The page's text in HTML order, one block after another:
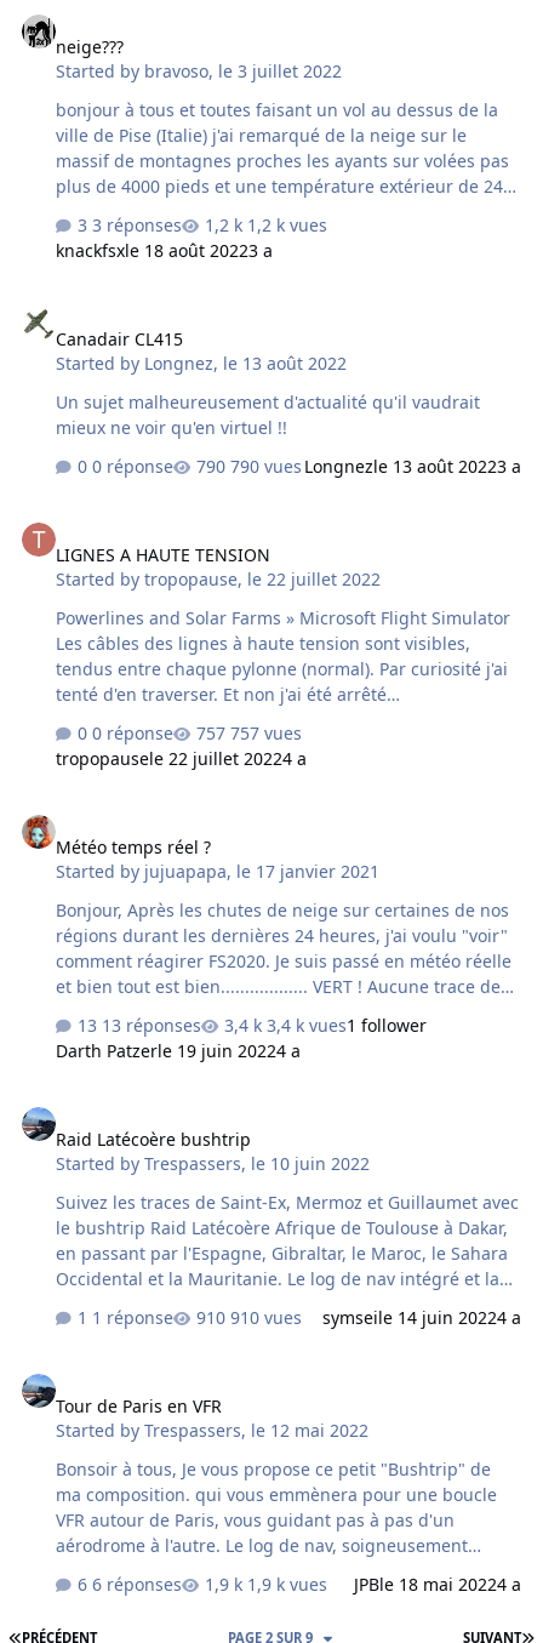
neige???
Started by bravoso, le 3 juillet 2022
bonjour à tous et toutes faisant un vol au dessus de la
ville de Pise (Italie) j'ai remarqué de la neige sur le
massif de montagnes proches les ayants sur volées pas
plus de 4000 pieds et une température extérieur de 24
degrés je doute de sa réalité une preuve que notre
simulateur préféré reste perfectif bonne vacances à tous
me concernant je suis coincé à cause du covid (faite
3 réponses
1,2 k vues
knackfsxle 18 août 20223 a
Canadair CL415
Started by Longnez, le 13 août 2022
Un sujet malheureusement d'actualité qu'il vaudrait
mieux ne voir qu'en virtuel !!
0 réponse
790 vues Longnezle 13 août 20223 a
LIGNES A HAUTE TENSION
Started bytropopause, le 22 juillet 2022
Powerlines and Solar Farms » Microsoft Flight Simulator
Les câbles des lignes à haute tension sont visibles,
tendus entre chaque pylonne (normal). Par curiosité j'ai
tenté d'en traverser. Et non j'ai été arrêté
instantanément comme pour les batiments mais pas les
arbres. Donc méfiance en vol très basse altitude et en
montagne également (les cables qui traversent les
0 réponse
757 vues
tropopausele 22 juillet 20224 a
Météo temps réel ?
Started by jujuapapa, le 17 janvier 2021
Bonjour, Après les chutes de neige sur certaines de nos
régions durant les dernières 24 heures, j'ai voulu "voir"
comment réagirer FS2020. Je suis passé en météo réelle
et bien tout est bien.................. VERT ! Aucune trace de
même 'dysfonctionnement' ?
13 réponses 3,4 k vues1 follower
Darth Patzerle 19 juin 20224 a
Raid Latécoère bushtrip
Started byTrespassers, le 10 juin 2022
Suivez les traces de Saint-Ex, Mermoz et Guillaumet avec
le bushtrip Raid Latécoère Afrique de Toulouse à Dakar,
en passant par l'Espagne, Gibraltar, le Maroc, le Sahara
Occidental et la Mauritanie. Le log de nav intégré et la
technologie TTS vous guideront sur les traces des
pionniers de l'Aéropostale, avec un arrêt comme il se
1 réponse 910 vues symseile 14 juin 20224 a
Tour de Paris en VFR
Started byTrespassers, le 12 mai 2022
Bonsoir à tous, Je vous propose ce petit "Bushtrip" de
ma composition. qui vous emmènera pour une boucle
VFR autour de Paris, vous guidant pas à pas d'un
aérodrome à l'autre. Le log de nav, soigneusement
préparé, fournit des informations détaillées et les cartes
d'approche pour vous diriger selon les règles de
6 réponses 1,9 k vues JPBle 18 mai 20224 a
PREMIÈRE PAGE
PRÉCÉDENT SUIVANT
PAGE 2 SUR 9